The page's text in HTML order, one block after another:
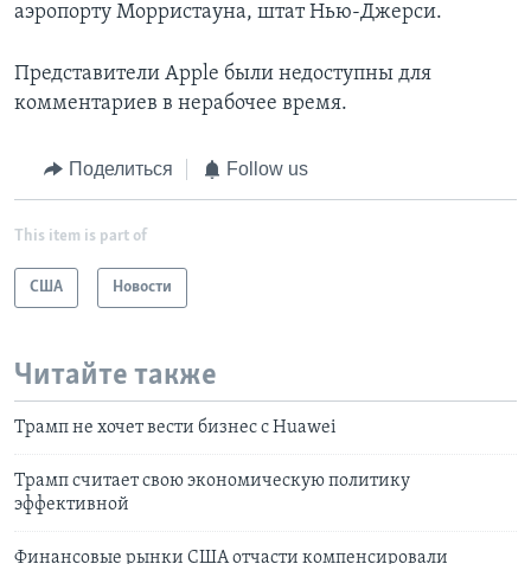
аэропорту Морристауна, штат Нью-Джерси.
Представители Apple были недоступны для
комментариев в нерабочее время.
Поделиться Follow us
This item is part of
США Новости
Читайте также
Трамп не хочет вести бизнес с Huawei
Трамп считает свою экономическую политику
эффективной
Финансовые рынки США отчасти компенсировали